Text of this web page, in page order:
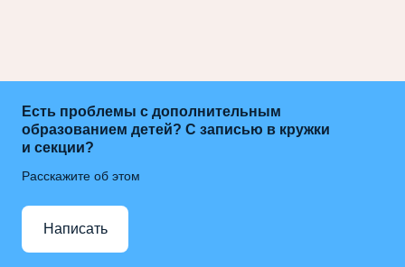
Есть проблемы с дополнительным
образованием детей? С записью в кружки
и секции?
Расскажите об этом
Написать